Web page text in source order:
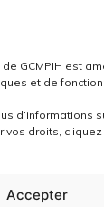
de GCMPIH est
et de
d’informations
vos droits, cliquez
Accepter